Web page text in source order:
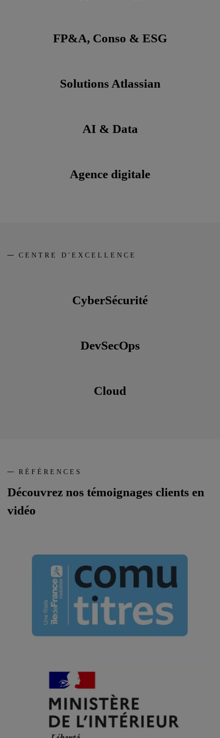
FP&A, Conso & ESG
Solutions Atlassian
AI & Data
Agence digitale
CENTRE D'EXCELLENCE
CyberSécurité
DevSecOps
Cloud
Découvrez nos témoignages clients en
vidéo
RÉFÉRENCES